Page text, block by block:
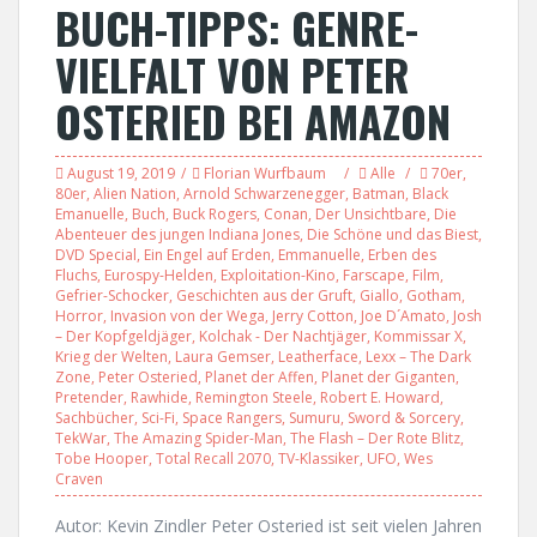
BUCH-TIPPS: GENRE-
VIELFALT VON PETER
OSTERIED BEI AMAZON
August 19, 2019 Florian Wurfbaum Alle 70er,
80er, Alien Nation, Arnold Schwarzenegger, Batman, Black
Emanuelle, Buch, Buck Rogers, Conan, Der Unsichtbare, Die
Abenteuer des jungen Indiana Jones, Die Schöne und das Biest,
DVD Special, Ein Engel auf Erden, Emmanuelle, Erben des
Fluchs, Eurospy-Helden, Exploitation-Kino, Farscape, Film,
Gefrier-Schocker, Geschichten aus der Gruft, Giallo, Gotham,
Horror, Invasion von der Wega, Jerry Cotton, Joe D´Amato, Josh
– Der Kopfgeldjäger, Kolchak - Der Nachtjäger, Kommissar X,
Krieg der Welten, Laura Gemser, Leatherface, Lexx – The Dark
Zone, Peter Osteried, Planet der Affen, Planet der Giganten,
Pretender, Rawhide, Remington Steele, Robert E. Howard,
Sachbücher, Sci-Fi, Space Rangers, Sumuru, Sword & Sorcery,
TekWar, The Amazing Spider-Man, The Flash – Der Rote Blitz,
Tobe Hooper, Total Recall 2070, TV-Klassiker, UFO, Wes
Craven
Autor: Kevin Zindler Peter Osteried ist seit vielen Jahren